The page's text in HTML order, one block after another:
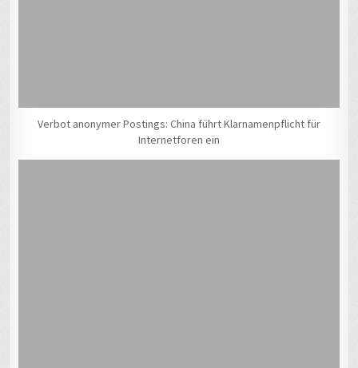
Verbot anonymer Postings: China führt Klarnamenpflicht für
Internetforen ein